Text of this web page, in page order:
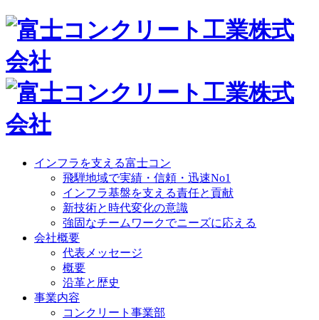
インフラを支える富士コン
飛騨地域で実績・信頼・迅速No1
インフラ基盤を支える責任と貢献
新技術と時代変化の意識
強固なチームワークでニーズに応える
会社概要
代表メッセージ
概要
沿革と歴史
事業内容
コンクリート事業部